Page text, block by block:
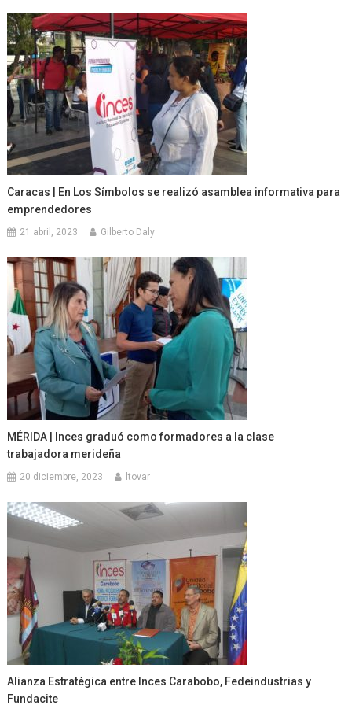
Caracas | En Los Símbolos se realizó asamblea informativa para
emprendedores
21 abril, 2023 Gilberto Daly
MÉRIDA | Inces graduó como formadores a la clase
trabajadora merideña
20 diciembre, 2023 ltovar
Alianza Estratégica entre Inces Carabobo, Fedeindustrias y
Fundacite